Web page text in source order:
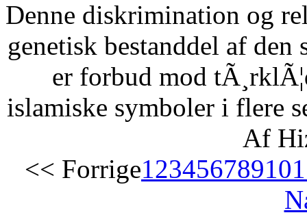
Denne diskrimination og
genetisk bestanddel af
er forbud mod
islamiske symboler i flere
Af
<< Forrige12345678910